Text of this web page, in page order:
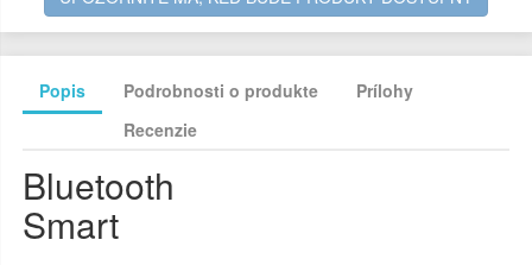
Popis Podrobnosti o produkte
Prílohy
Recenzie
Bluetooth
Smart